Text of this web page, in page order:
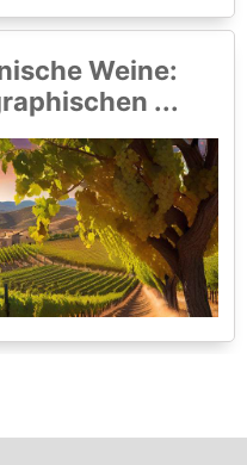
Weine:
...